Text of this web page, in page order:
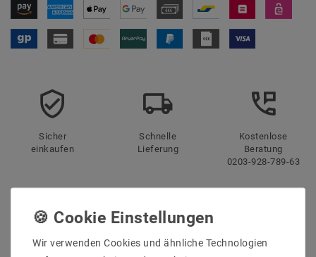
Sicher
einkaufen
Schnelle
Lieferung
Kostenlose
Beratung
0203-928-789-63
Beschreibung
Weitere Details
Wir verwenden Cookies und ähnliche Technologien